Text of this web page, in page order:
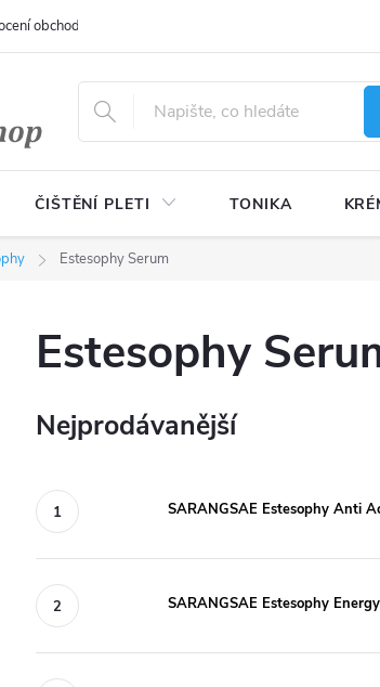
obchodu
ČIŠTĚNÍ PLETI TONIKA
Estesophy Serum
Estesophy
Nejprodávanější
SARANGSAE Estesophy Anti
SARANGSAE Estesophy